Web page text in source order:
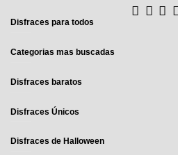
Disfraces para todos
Categorias mas buscadas
Disfraces baratos
Disfraces Únicos
Disfraces de Halloween